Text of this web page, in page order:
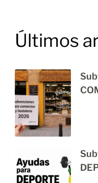
Últimos